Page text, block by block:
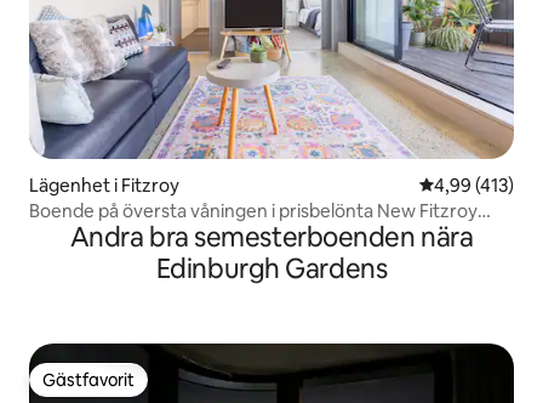
Lägenhet i Fitzroy 4,99 av 5 i
4,99 (413)
Boende på översta våningen i prisbelönta New Fitzroy
BuildingAndra bra semesterboenden nära
Edinburgh Gardens
Gästfavorit
Gästfavorit